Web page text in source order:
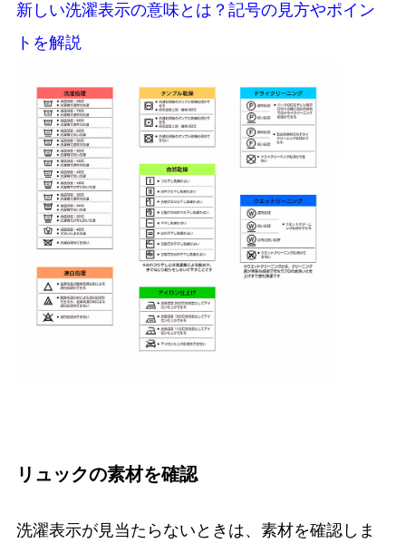
新しい洗濯表示の意味とは？記号の見方やポイン
トを解説
リュックの素材を確認
洗濯表示が見当たらないときは、素材を確認しま